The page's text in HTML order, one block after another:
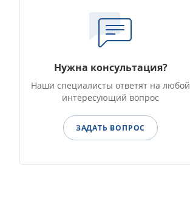
Нужна консультация?
Наши специалисты ответят на любой
интересующий вопрос
ЗАДАТЬ ВОПРОС